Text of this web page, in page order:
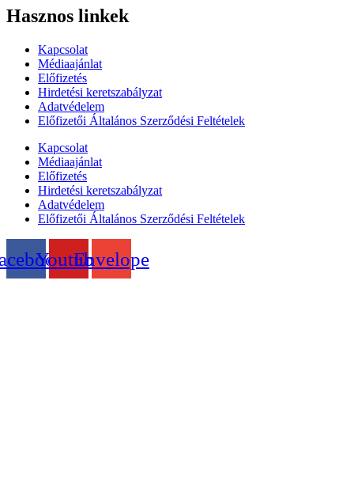
Hasznos linkek
Kapcsolat
Médiaajánlat
Előfizetés
Hirdetési keretszabályzat
Adatvédelem
Előfizetői Általános Szerződési Feltételek
Kapcsolat
Médiaajánlat
Előfizetés
Hirdetési keretszabályzat
Adatvédelem
Előfizetői Általános Szerződési Feltételek
YoutubeEnvelope